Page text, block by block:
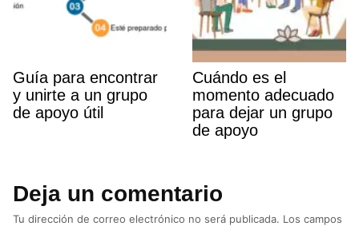
Guí­a para encontrar
y unirte a un grupo
de apoyo útil
Cuándo es el
momento adecuado
para dejar un grupo
de apoyo
Deja un comentario
Tu dirección de correo electrónico no será publicada. Los campos